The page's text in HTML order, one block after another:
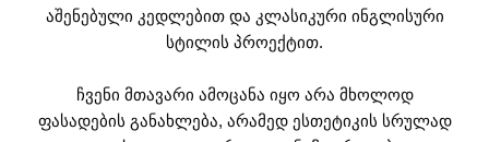
აშენებული კედლებით და კლასიკური ინგლისური
სტილის პროექტით.
ჩვენი მთავარი ამოცანა იყო არა მხოლოდ
ფასადების განახლება, არამედ ესთეტიკის სრულად